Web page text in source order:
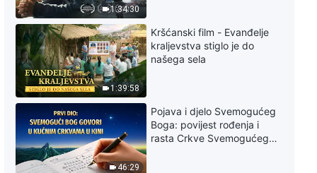
9:00
8:45
Svakodnevne riječi Božje: Tri
etape djela, Odlomak 36
Svakodnevne riječi Božje: Tri
etape djela, Odlomak 37
1:34:30
1:39:58
Kršćanski film - Evanđelje
kraljevstva stiglo je do
našega sela
46:29
Pojava i djelo Svemogućeg
Boga: povijest rođenja i
rasta Crkve Svemogućeg